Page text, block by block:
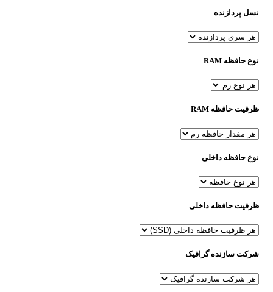
نسل پردازنده
نوع حافظه RAM
ظرفیت حافظه RAM
نوع حافظه داخلی
ظرفیت حافظه داخلی
شرکت سازنده گرافیک